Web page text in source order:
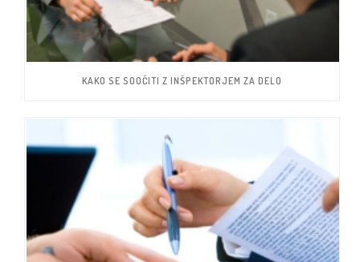
KAKO SE SOOČITI Z INŠPEKTORJEM ZA DELO